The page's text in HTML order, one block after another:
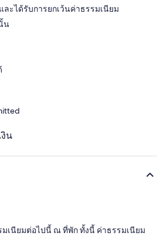
ละได้รับการยกเว้นค่าธรรมเนียม
น
น
เนียมต่อไปนี้ ณ ที่พัก ทั้งนี้ ค่าธรรมเนียม